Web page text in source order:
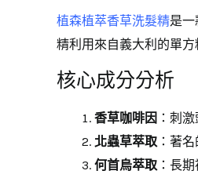
植森植萃香草洗髮精是
精利用來自義大利的單
核心成分分析
香草咖啡因 ：刺
北蟲草萃取 ：著
何首烏萃取 ：長